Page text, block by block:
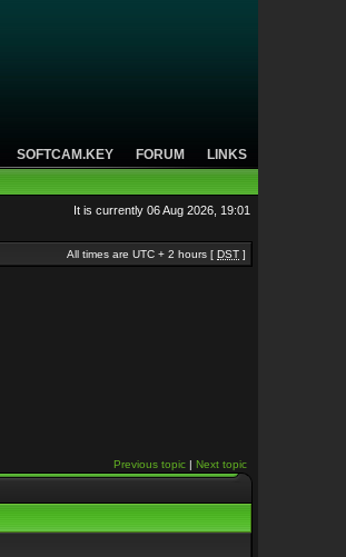
SOFTCAM.KEY FORUM LINKS
It is currently 06 Aug 2026, 19:01
All times are UTC + 2 hours [ DST ]
Previous topic | Next topic